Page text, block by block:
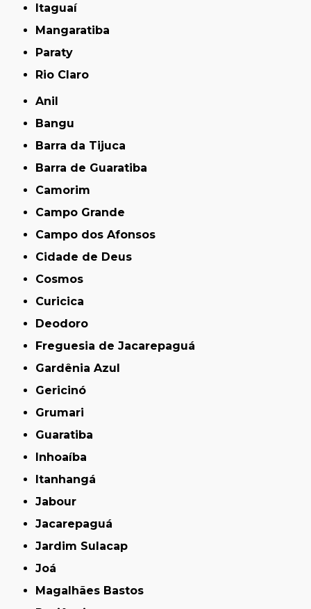
Itaguaí
Mangaratiba
Paraty
Rio Claro
Anil
Bangu
Barra da Tijuca
Barra de Guaratiba
Camorim
Campo Grande
Campo dos Afonsos
Cidade de Deus
Cosmos
Curicica
Deodoro
Freguesia de Jacarepaguá
Gardênia Azul
Gericinó
Grumari
Guaratiba
Inhoaíba
Itanhangá
Jabour
Jacarepaguá
Jardim Sulacap
Joá
Magalhães Bastos